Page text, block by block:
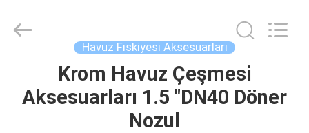
co,.ltd.
Havuz Fıskiyesi Aksesuarları
Krom Havuz Çeşmesi
Aksesuarları 1.5 "DN40 Döner
Nozul